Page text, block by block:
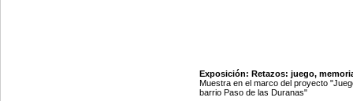
Exposición: Retazos: juego,
Muestra en el marco del proyecto
barrio Paso de las Duranas"